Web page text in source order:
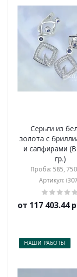
Серьги из
золота с
и сапфирами
гр.)
Проба: 585,
Артикул:
от 117 403.44
НАШИ РАБОТЫ